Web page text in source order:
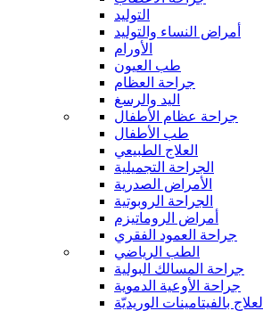
التوليد
أمراض النساء والتوليد
الأورام
طب العيون
جراحة العظام
اليد والرسغ
جراحة عظام الأطفال
طب الأطفال
العلاج الطبيعي
الجراحة التجميلية
الأمراض الصدرية
الجراحة الروبوتية
أمراض الروماتيزم
جراحة العمود الفقري
الطب الرياضي
جراحة المسالك البولية
جراحة الأوعية الدموية
العلاج بالفيتامينات الوريديّة